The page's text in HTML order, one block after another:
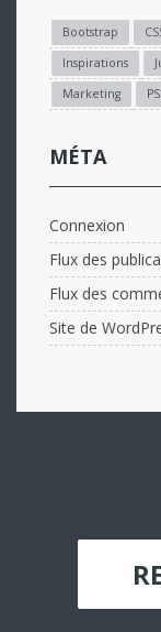
Bootstrap
Inspirations
Marketing
MÉTA
Connexion
Flux des
Flux des
Site de